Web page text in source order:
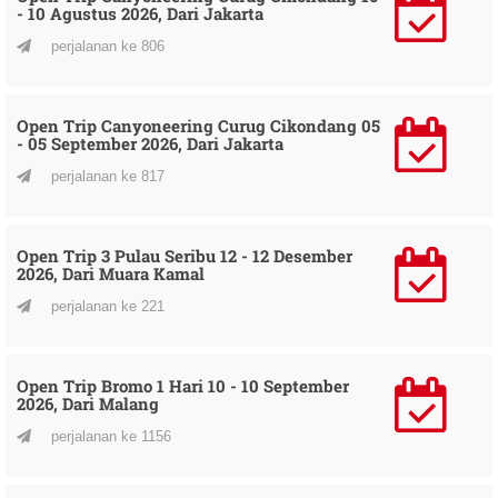
- 10 Agustus 2026, Dari Jakarta
perjalanan ke 806
Open Trip Canyoneering Curug Cikondang 05
- 05 September 2026, Dari Jakarta
perjalanan ke 817
Open Trip 3 Pulau Seribu 12 - 12 Desember
2026, Dari Muara Kamal
perjalanan ke 221
Open Trip Bromo 1 Hari 10 - 10 September
2026, Dari Malang
perjalanan ke 1156